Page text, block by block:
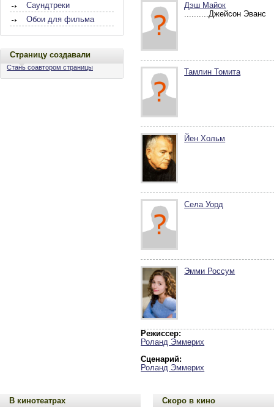
Саундтреки
Обои для фильма
Страницу создавали
Стань соавтором страницы
Дэш Майок
..........Джейсон Эванс
Тамлин Томита
Йен Хольм
Села Уорд
Эмми Россум
Режиссер:
Роланд Эммерих
Сценарий:
Роланд Эммерих
В кинотеатрах Скоро в кино